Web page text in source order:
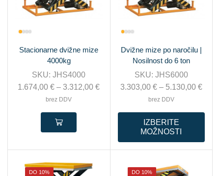
Stacionarne dvižne mize
4000kg
SKU:JHS4000
1.674,00€ – 3.312,00€
brez DDV
Dvižne mize po naročilu |
Nosilnost do 6 ton
SKU: JHS6000
3.303,00 € – 5.130,00 €
brez DDV
IZBERITE
MOŽNOSTI
DO 10% DO 10%